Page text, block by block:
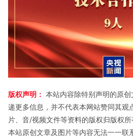
版权声明： 本站内容除特别声明的原
递更多信息，并不代表本网站赞同其观
片、音/视频文件等资料的版权归版权
本站原创文章及图片等内容无法一一联